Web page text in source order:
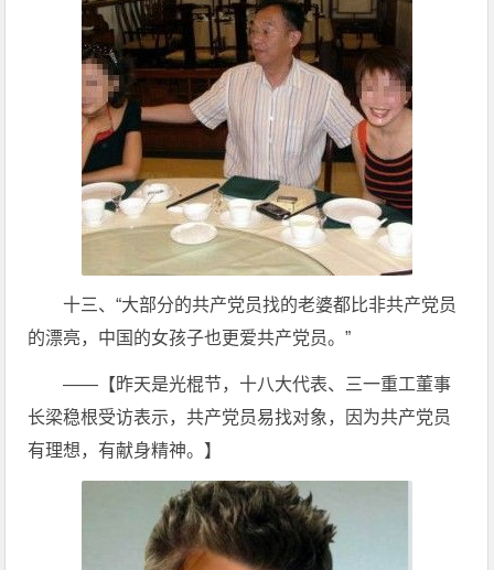
十三、“大部分的共产党员找的老婆都比非共产党员
的漂亮，中国的女孩子也更爱共产党员。”
——【昨天是光棍节，十八大代表、三一重工董事
长梁稳根受访表示，共产党员易找对象，因为共产党员
有理想，有献身精神。】